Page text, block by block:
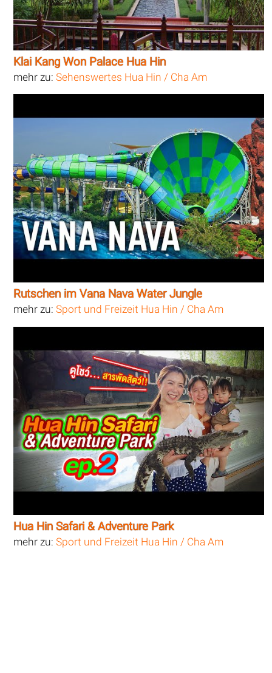
Klai Kang Won Palace Hua Hin
mehr zu:Sehenswertes Hua Hin / Cha Am
Rutschen im Vana Nava Water Jungle
mehr zu:Sport und Freizeit Hua Hin / Cha Am
Hua Hin Safari & Adventure Park
mehr zu:Sport und Freizeit Hua Hin / Cha Am